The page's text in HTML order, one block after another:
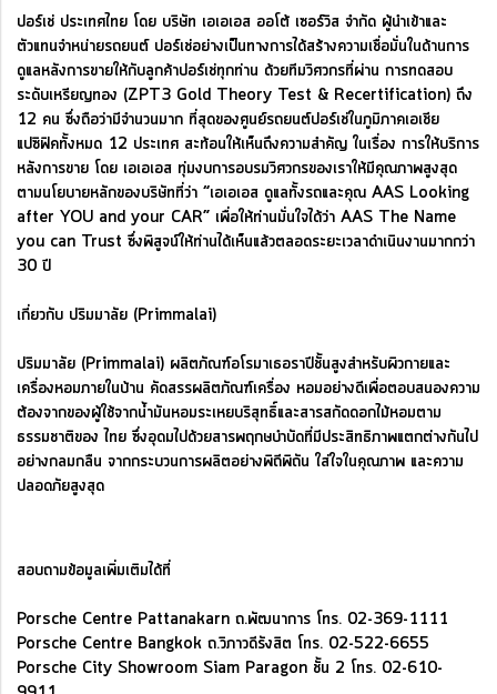
ปอร์เช่ ประเทศไทย โดย บริษัท เอเอเอส ออโต้ เซอร์วิส จำกัด ผู้นำเข้าและ
ตัวแทนจำหน่ายรถยนต์ ปอร์เช่อย่างเป็นทางการได้สร้างความเชื่อมั่นในด้านการ
ดูแลหลังการขายให้กับลูกค้าปอร์เช่ทุกท่าน ด้วยทีมวิศวกรที่ผ่าน การทดสอบ
ระดับเหรียญทอง (ZPT3 Gold Theory Test & Recertification) ถึง
12 คน ซึ่งถือว่ามีจำนวนมาก ที่สุดของศูนย์รถยนต์ปอร์เช่ในภูมิภาคเอเชีย
แปซิฟิคทั้งหมด 12 ประเทศ สะท้อนให้เห็นถึงความสำคัญ ในเรื่อง การให้บริการ
หลังการขาย โดย เอเอเอส ทุ่มงบการอบรมวิศวกรของเราให้มีคุณภาพสูงสุด
ตามนโยบายหลักของบริษัทที่ว่า “เอเอเอส ดูแลทั้งรถและคุณ AAS Looking
after YOU and your CAR” เพื่อให้ท่านมั่นใจได้ว่า AAS The Name
you can Trust ซึ่งพิสูจน์ให้ท่านได้เห็นแล้วตลอดระยะเวลาดำเนินงานมากกว่า
30 ปี
เกี่ยวกับ ปริมมาลัย (Primmalai)
ปริมมาลัย (Primmalai) ผลิตภัณฑ์อโรมาเธอราปีชั้นสูงสำหรับผิวกายและ
เครื่องหอมภายในบ้าน คัดสรรผลิตภัณฑ์เครื่อง หอมอย่างดีเพื่อตอบสนองความ
ต้องจากของผู้ใช้จากน้ำมันหอมระเหยบริสุทธิ์และสารสกัดดอกไม้หอมตาม
ธรรมชาติของ ไทย ซึ่งอุดมไปด้วยสารพฤกษบำบัดที่มีประสิทธิภาพแตกต่างกันไป
อย่างกลมกลืน จากกระบวนการผลิตอย่างพิถีพิถัน ใส่ใจในคุณภาพ และความ
ปลอดภัยสูงสุด
สอบถามข้อมูลเพิ่มเติมได้ที่
Porsche Centre Pattanakarn ถ.พัฒนาการ โทร. 02-369-1111
Porsche Centre Bangkok ถ.วิภาวดีรังสิต โทร. 02-522-6655
Porsche City Showroom Siam Paragon ชั้น 2 โทร. 02-610-